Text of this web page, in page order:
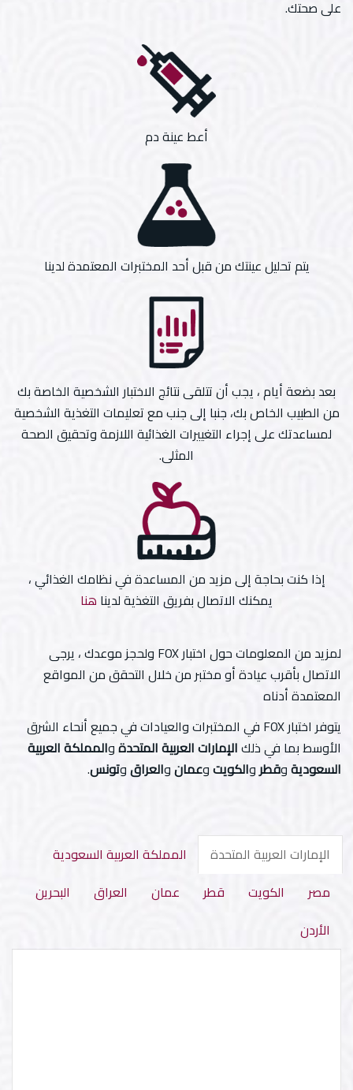
على صحتك.
أعط عينة دم
يتم تحليل عينتك من قبل أحد المختبرات المعتمدة لدينا
بعد بضعة أيام ، يجب أن تتلقى نتائج الاختبار الشخصية الخاصة بك
من الطبيب الخاص بك، جنبا إلى جنب مع تعليمات التغذية الشخصية
لمساعدتك على إجراء التغييرات الغذائية اللازمة وتحقيق الصحة
المثلى.
إذا كنت بحاجة إلى مزيد من المساعدة في نظامك الغذائي ،
يمكنك الاتصال بفريق التغذية لدينا هنا
لمزيد من المعلومات حول اختبار FOX ولحجز موعدك ، يرجى
الاتصال بأقرب عيادة أو مختبر من خلال التحقق من المواقع
المعتمدة أدناه
يتوفر اختبار FOX في المختبرات والعيادات في جميع أنحاء الشرق
الأوسط بما في ذلكالإمارات العربية المتحدةوالمملكة العربية
السعوديةوقطروالكويتوعمانوالعراقوتونس.
الإمارات العربية المتحدة
المملكة العربية السعودية
مصر
الكويت قطر عمان العراق
البحرين
الأردن